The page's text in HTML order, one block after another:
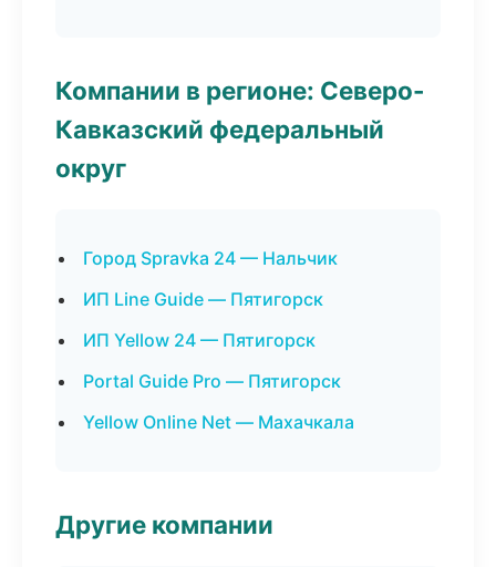
Компании в регионе: Северо-
Кавказский федеральный
округ
Город Spravka 24 — Нальчик
ИП Line Guide — Пятигорск
ИП Yellow 24 — Пятигорск
Portal Guide Pro — Пятигорск
Yellow Online Net — Махачкала
Другие компании